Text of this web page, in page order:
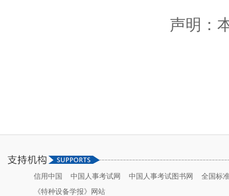
声明：
信用中国 中国人事考试网 中国人事考试图书网
全国标
《特种设备学报》网站